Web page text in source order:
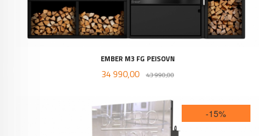
EMBER M3 FG PEISOVN
Tilbud
34 990,00 43 990,00Rabatt
-15%